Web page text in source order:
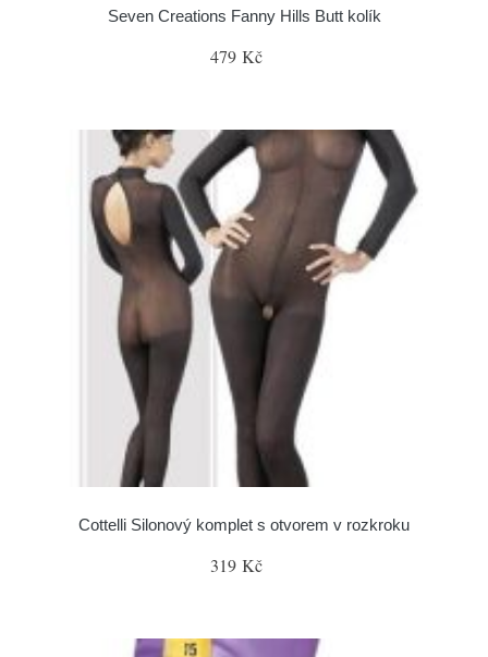
Seven Creations Fanny Hills Butt kolík
479 Kč
Cottelli Silonový komplet s otvorem v rozkroku
319 Kč